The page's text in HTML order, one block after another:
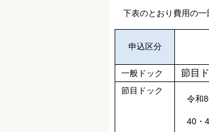
下表のとおり費用の一
申込区分
一般ドック 節目
節目ドック
令和
40・